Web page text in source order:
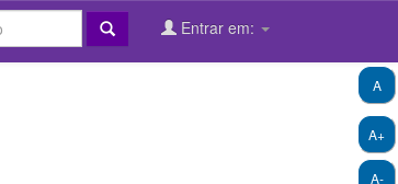
Entrar em:
A+
A-
A